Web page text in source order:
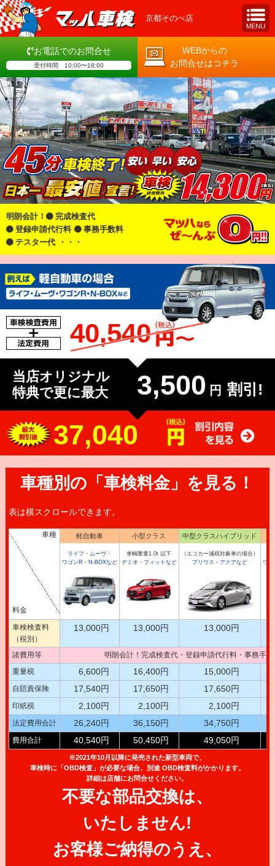
京都そのべ店
お電話でのお問合せ
受付時間 10:00〜18:00
WEBからの
お問合せはコチラ
明朗会計！
完成検査代
登録申請代行料
事務手数料
テスター代
・・・
40,540
当店オリジナル
特典で更に最大
3,500 円 割引!
37,040
車種別の「車検料金」を見る！
表は横スクロールできます。
車種
料金
軽自動車
ライフ・ムーヴ・
ワゴンR・N-BOXなど
小型クラス
車輌重量1.0t 以下
デミオ・フィットなど
中型クラスハイブリッド
（エコカー減税対象車の場合）
プリウス・アクアなど
ウ
車検検査料
（税別）
13,000円 13,000円 13,000円
諸費用等
明朗会計！完成検査代・登録申請代行料・事務手
重量税
6,600円 16,400円 15,000円
自賠責保険 17,540円 17,650円 17,650円
印紙税 2,100円 2,100円 2,100円
法定費用合計 26,240円 36,150円 34,750円
費用合計 40,540円 50,450円 49,050円
※2021年10月以降に発売された新型車両で、
車検時に「OBD検査」が必要な場合、別途 OBD検査料がかかります。
詳細は店舗にお問合せください。
不要な部品交換は、
いたしません!
お客様ご納得のうえ、